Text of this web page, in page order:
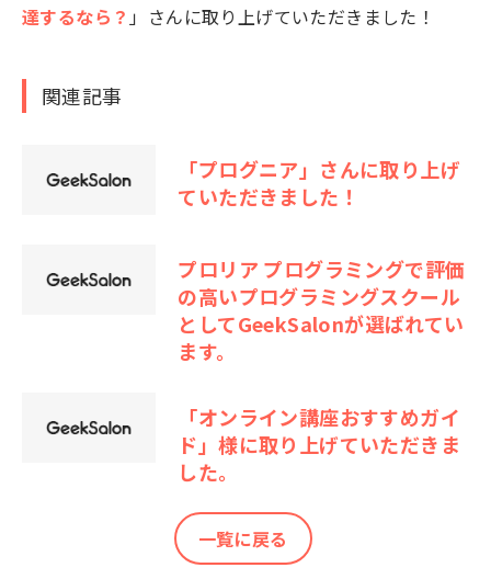
達するなら？ 」さんに取り上げていただきました！
関連記事
「プログニア」さんに取り上げ
ていただきました！
プロリア プログラミングで評価
の高いプログラミングスクール
としてGeekSalonが選ばれてい
ます。
「オンライン講座おすすめガイ
ド」様に取り上げていただきま
した。
一覧に戻る